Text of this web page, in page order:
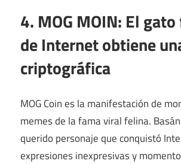
4. MOG MOIN: El
de Internet obtiene
criptográfica
MOG Coin es la manifestación de
memes de la fama viral felina.
querido personaje que conquistó
expresiones inexpresivas y